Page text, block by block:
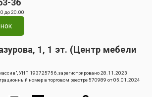
36
до 20.00
1, 1 эт. (Центр мебели
УНП 193725756, зарегистрировано 28.11.2023
номер в торговом реестре 570989 от 05.01.2024